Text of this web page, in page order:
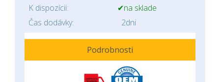
K dispozícii:
✔na sklade
Čas dodávky:
2dni
Podrobnosti